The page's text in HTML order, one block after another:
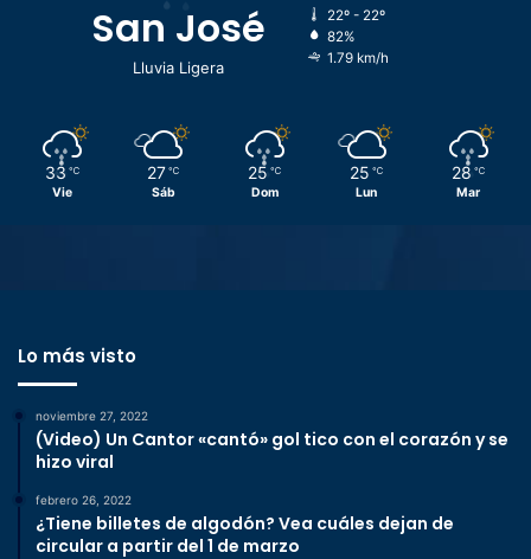
San José
Lluvia Ligera
22º - 22º
82%
1.79 km/h
33 ℃
Vie
27 ℃
Sáb
25 ℃
Dom
25 ℃
Lun
28 ℃
Mar
Lo más visto
noviembre 27, 2022
(Video) Un Cantor «cantó» gol tico con el corazón y se
hizo viral
febrero 26, 2022
¿Tiene billetes de algodón? Vea cuáles dejan de
circular a partir del 1 de marzo